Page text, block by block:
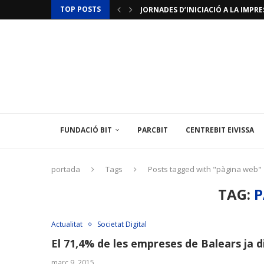
TOP POSTS
JORNADES D’INICIACIÓ A LA
FUNDACIÓ BIT PARCBIT CENTREBIT EIVISSA
portada Tags Posts tagged with "pàgina web"
TAG:
Actualitat Societat Digital
El 71,4% de les empreses de Balears ja